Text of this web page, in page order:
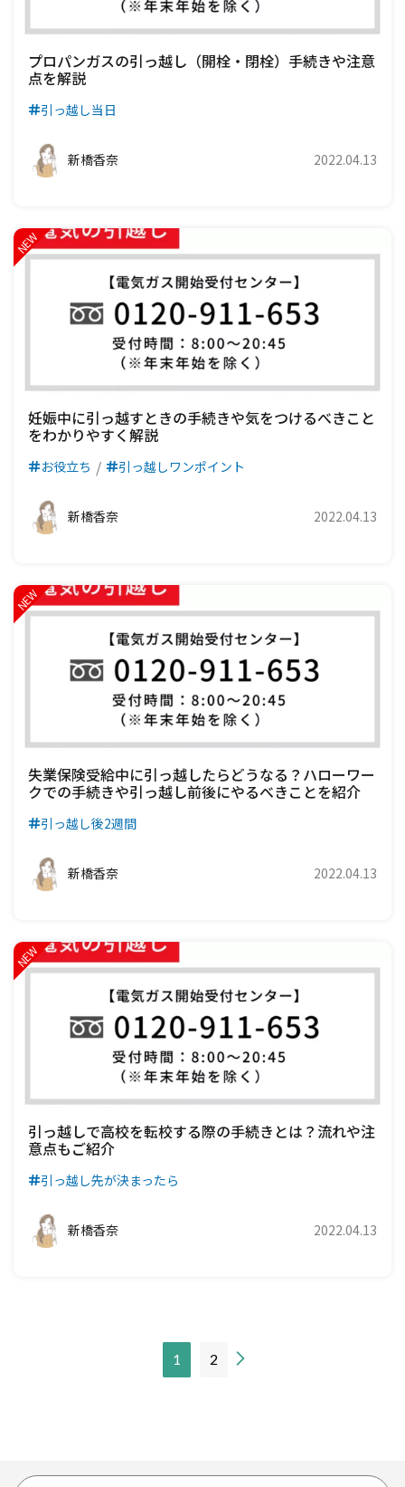
プロパンガスの引っ越し（開栓・閉栓）手続きや注意
点を解説
引っ越し当日
新橋香奈 2022.04.13
妊娠中に引っ越すときの手続きや気をつけるべきこと
をわかりやすく解説
お役立ち 引っ越しワンポイント
新橋香奈 2022.04.13
失業保険受給中に引っ越したらどうなる？ハローワー
クでの手続きや引っ越し前後にやるべきことを紹介
引っ越し後2週間
新橋香奈 2022.04.13
引っ越しで高校を転校する際の手続きとは？流れや注
意点もご紹介
引っ越し先が決まったら
新橋香奈 2022.04.13
1
在
ジ
2